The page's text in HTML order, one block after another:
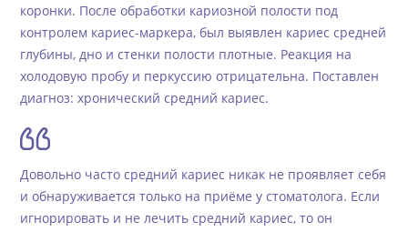
коронки. После обработки кариозной полости под
контролем кариес-маркера, был выявлен кариес средней
глубины, дно и стенки полости плотные. Реакция на
холодовую пробу и перкуссию отрицательна. Поставлен
диагноз: хронический средний кариес.
Довольно часто средний кариес никак не проявляет себя
и обнаруживается только на приёме у стоматолога. Если
игнорировать и не лечить средний кариес, то он